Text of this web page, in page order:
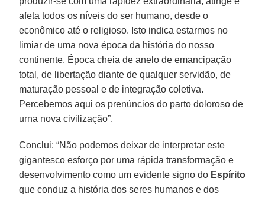
afeta todos os níveis do ser humano, desde o
econômico até o religioso. Isto indica estarmos no
limiar de uma nova época da história do nosso
continente. Época cheia de anelo de emancipação
total, de libertação diante de qualquer servidão, de
maturação pessoal e de integração coletiva.
Percebemos aqui os prenúncios do parto doloroso de
urna nova civilização”.
Conclui: “Não podemos deixar de interpretar este
gigantesco esforço por uma rápida transformação e
desenvolvimento como um evidente signo do Espírito
que conduz a história dos seres humanos e dos